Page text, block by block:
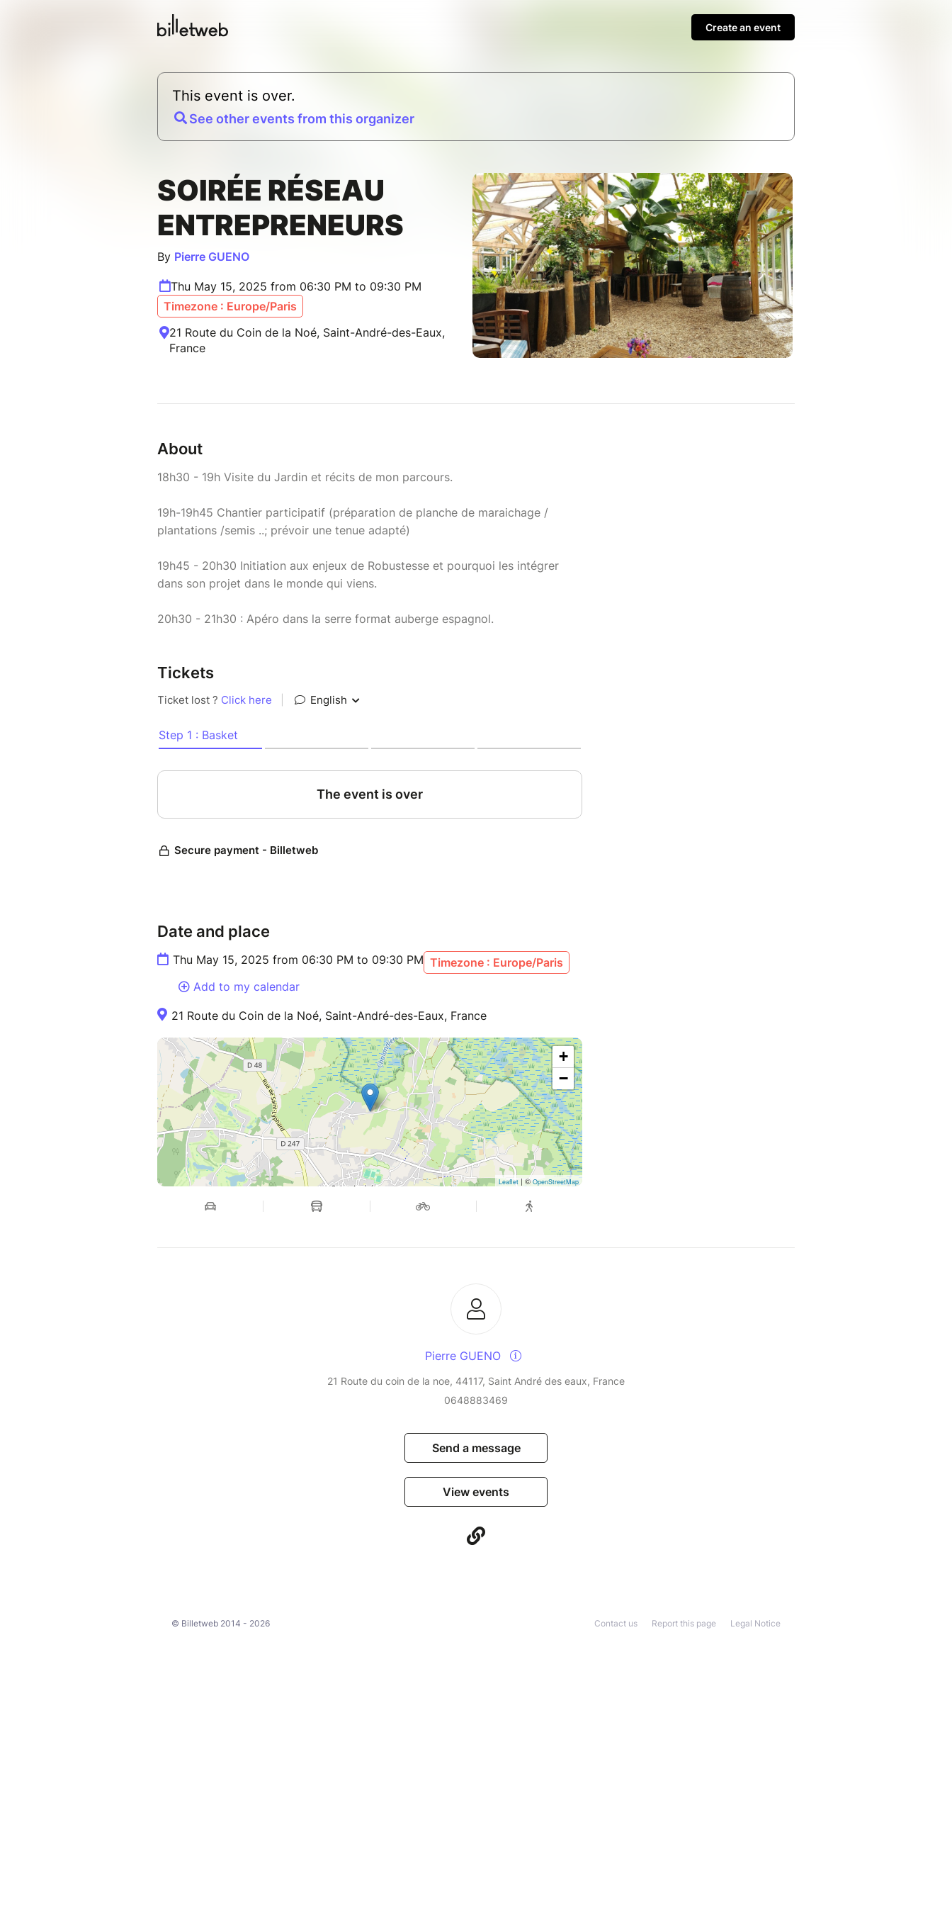
Create an event
This event is over.
See other events from this organizer
SOIRÉE RÉSEAU
ENTREPRENEURS
By Pierre GUENO
Thu May 15, 2025 from 06:30 PM to 09:30 PM
Timezone : Europe/Paris
21 Route du Coin de la Noé, Saint-André-des-Eaux,
France
About
18h30 - 19h Visite du Jardin et récits de mon parcours.
19h-19h45 Chantier participatif (préparation de planche de maraichage /
plantations /semis ..; prévoir une tenue adapté)
19h45 - 20h30 Initiation aux enjeux de Robustesse et pourquoi les intégrer
dans son projet dans le monde qui viens.
20h30 - 21h30 : Apéro dans la serre format auberge espagnol.
Tickets
Date and place
Thu May 15, 2025 from 06:30 PM to 09:30 PM Timezone : Europe/Paris
Add to my calendar
21 Route du Coin de la Noé, Saint-André-des-Eaux, France
+
−
Leaflet| ©OpenStreetMap
Pierre GUENO
21 Route du coin de la noe, 44117, Saint André des eaux, France
0648883469
Send a message
View events
© Billetweb 2014 - 2026 Legal Notice
Report this page
Contact us